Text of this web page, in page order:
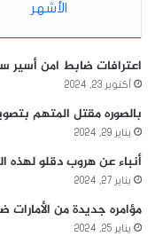
الأشهر
اعترافات ضابط امن أسير
أكتوبر 23, 2024
بالصوره مقتل المتهم
يناير 29, 2024
أنباء عن هروب دقلو لهذه
يناير 27, 2024
مؤامره جديدة من
يناير 25, 2024